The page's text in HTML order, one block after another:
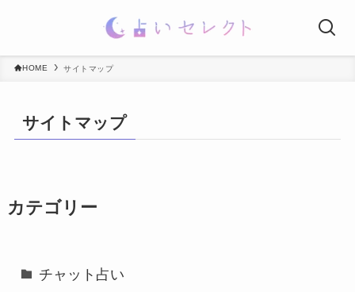
HOME サイトマップ
サイトマップ
カテゴリー
チャット占い